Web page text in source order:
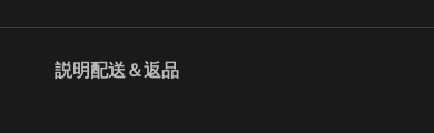
説明配送＆返品